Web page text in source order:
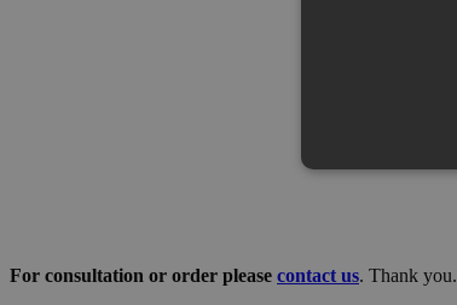
For consultation or order please contact us. Thank you.